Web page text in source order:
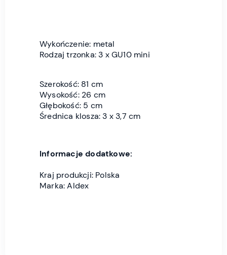
Wykończenie: metal
Rodzaj trzonka: 3 x GU10 mini
Szerokość: 81 cm
Wysokość: 26 cm
Głębokość: 5 cm
Średnica klosza: 3 x 3,7 cm
Informacje dodatkowe:
Kraj produkcji: Polska
Marka: Aldex